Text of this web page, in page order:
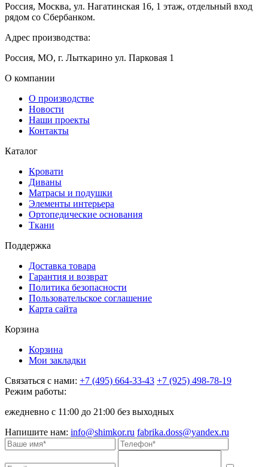
Россия, Москва, ул. Нагатинская 16, 1 этаж, отдельный вход
рядом со Сбербанком.
Адрес производства:
Россия, МО, г. Лыткарино ул. Парковая 1
О компании
О производстве
Новости
Наши проекты
Контакты
Каталог
Кровати
Диваны
Матрасы и подушки
Элементы интерьера
Ортопедические основания
Ткани
Поддержка
Доставка товара
Гарантия и возврат
Политика безопасности
Пользовательское соглашение
Карта сайта
Корзина
Корзина
Мои закладки
Связаться с нами: +7 (495) 664-33-43 +7 (925) 498-78-19
Режим работы:
ежедневно с 11:00 до 21:00 без выходных
Напишите нам: info@shimkor.ru fabrika.doss@yandex.ru